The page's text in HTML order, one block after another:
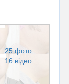
25 фото
16 відео